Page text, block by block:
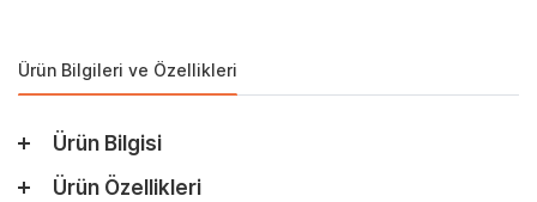
Ürün Bilgileri ve Özellikleri
Ürün Bilgisi
Ürün Özellikleri